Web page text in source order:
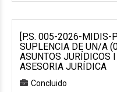
[P.S. 005-2026-MIDIS-
SUPLENCIA DE UN/A
ASUNTOS JURÍDICOS
ASESORIA JURÍDICA
Concluido